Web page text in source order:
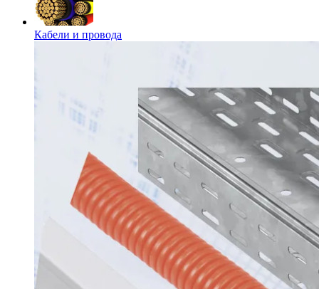
Кабели и провода